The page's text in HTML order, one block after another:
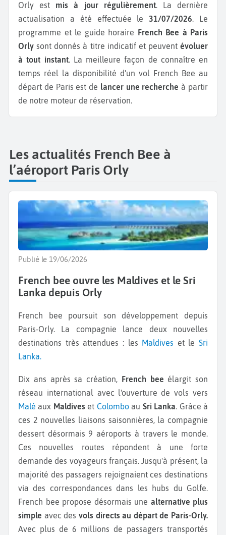
Orly est mis à jour régulièrement. La dernière
actualisation a été effectuée le31/07/2026. Le
programme et le guide horaire French Bee à Paris
Orly sont donnés à titre indicatif et peuvent évoluer
à tout instant. La meilleure façon de connaître en
temps réel la disponibilité d'un vol French Bee au
départ de Paris est de lancer une recherche à partir
de notre moteur de réservation.
Les actualités French Bee à
l’aéroport Paris Orly
Publié le 19/06/2026
French bee ouvre les Maldives et le Sri
Lanka depuis Orly
French bee poursuit son développement depuis
Paris-Orly. La compagnie lance deux nouvelles
destinations très attendues : les Maldives et le Sri
Lanka.
Dix ans après sa création, French bee élargit son
réseau international avec l'ouverture de vols vers
Malé aux Maldives et Colomboau Sri Lanka. Grâce à
ces 2 nouvelles liaisons saisonnières, la compagnie
dessert désormais 9 aéroports à travers le monde.
Ces nouvelles routes répondent à une forte
demande des voyageurs français. Jusqu'à présent, la
majorité des passagers rejoignaient ces destinations
via des correspondances dans les hubs du Golfe.
French bee propose désormais une alternative plus
simple avec des vols directs au départ de Paris-Orly.
Avec plus de 6 millions de passagers transportés